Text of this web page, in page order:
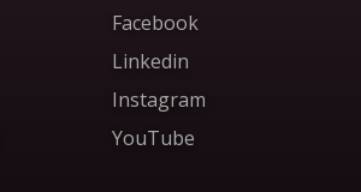
Facebook
Linkedin
Instagram
YouTube